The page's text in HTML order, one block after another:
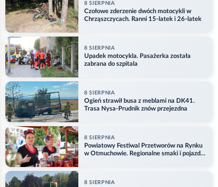
8 SIERPNIA
Czołowe zderzenie dwóch motocykli w
Chrząszczycach. Ranni 15-latek i 26-latek
8 SIERPNIA
Upadek motocykla. Pasażerka została
zabrana do szpitala
8 SIERPNIA
Ogień strawił busa z meblami na DK41.
Trasa Nysa-Prudnik znów przejezdna
8 SIERPNIA
Powiatowy Festiwal Przetworów na Rynku
w Otmuchowie. Regionalne smaki i pojazdy
8 SIERPNIA